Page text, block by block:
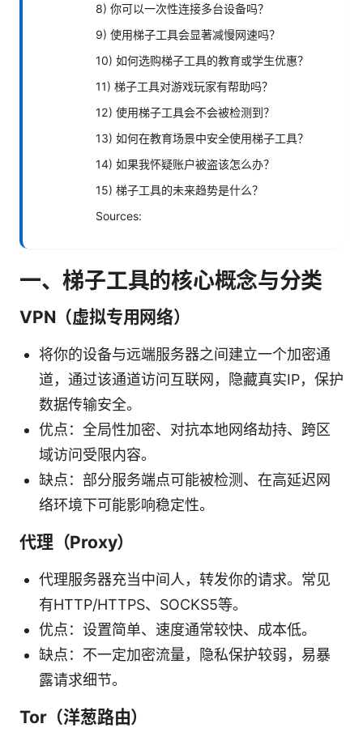
8) 你可以一次性连接多台设备吗？
9) 使用梯子工具会显著减慢网速吗？
10) 如何选购梯子工具的教育或学生优惠？
11) 梯子工具对游戏玩家有帮助吗？
12) 使用梯子工具会不会被检测到？
13) 如何在教育场景中安全使用梯子工具？
14) 如果我怀疑账户被盗该怎么办？
15) 梯子工具的未来趋势是什么？
Sources:
一、梯子工具的核心概念与分类
VPN（虚拟专用网络）
将你的设备与远端服务器之间建立一个加密通
道，通过该通道访问互联网，隐藏真实IP，保护
数据传输安全。
优点：全局性加密、对抗本地网络劫持、跨区
域访问受限内容。
缺点：部分服务端点可能被检测、在高延迟网
络环境下可能影响稳定性。
代理（Proxy）
代理服务器充当中间人，转发你的请求。常见
有HTTP/HTTPS、SOCKS5等。
优点：设置简单、速度通常较快、成本低。
缺点：不一定加密流量，隐私保护较弱，易暴
露请求细节。
Tor（洋葱路由）